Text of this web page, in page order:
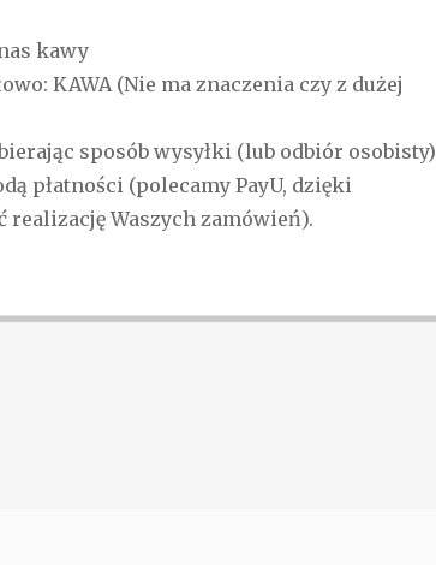
kawy
KAWA (Nie ma znaczenia czy z dużej
sposób wysyłki (lub odbiór osobisty)
płatności (polecamy PayU, dzięki
Waszych zamówień).